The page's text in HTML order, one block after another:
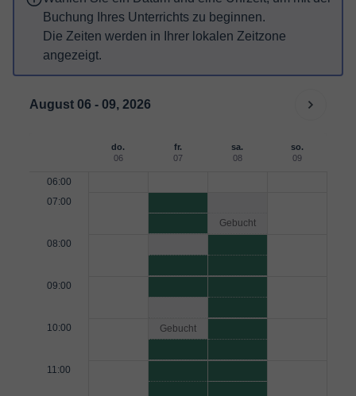
Buchung Ihres Unterrichts zu beginnen.
Die Zeiten werden in Ihrer lokalen Zeitzone
angezeigt.
August 06 - 09, 2026
do.
06
fr.
07
sa.
08
so.
09
06:00
07:00
Gebucht
08:00
09:00
10:00 Gebucht
11:00